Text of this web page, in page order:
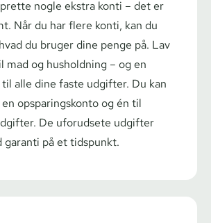
nogle ekstra konti – det er
Når du har flere konti, kan du
du bruger dine penge på. Lav
mad og husholdning – og en
alle dine faste udgifter. Du kan
op­spa­rings­kon­to og én til
De uforudsete udgifter
garanti på et tidspunkt.